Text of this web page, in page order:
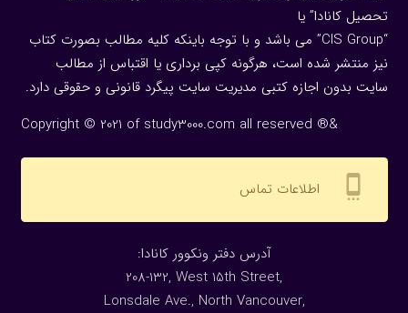
تحصیل کانادا” یا
“CIS Group” می باشد و با توجه باینکه کلیه مطالب بصورت کتاب
نیز منتشر شده است، هرگونه كپی برداری یا اقتباس از مطالب
سایت بدون اجازه كتبی مدیریت سایت پیگرد قانونی و حقوقی دارد.
Copyright © 2021 of study3000.com all reserved ®&
settings_cell اطلاعات تماس
:آدرس دفتر ونکوور کانادا
208-132, West 15th Street,
Lonsdale Ave., North Vancouver,